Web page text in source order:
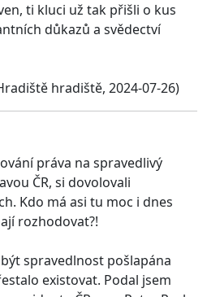
ti kluci už tak přišli o kus
důkazů a svědectví
hradiště, 2024-07-26)
práva na spravedlivý
ČR, si dovolovali
Kdo má asi tu moc i dnes
rozhodovat?!
spravedlnost pošlapána
existovat. Podal jsem